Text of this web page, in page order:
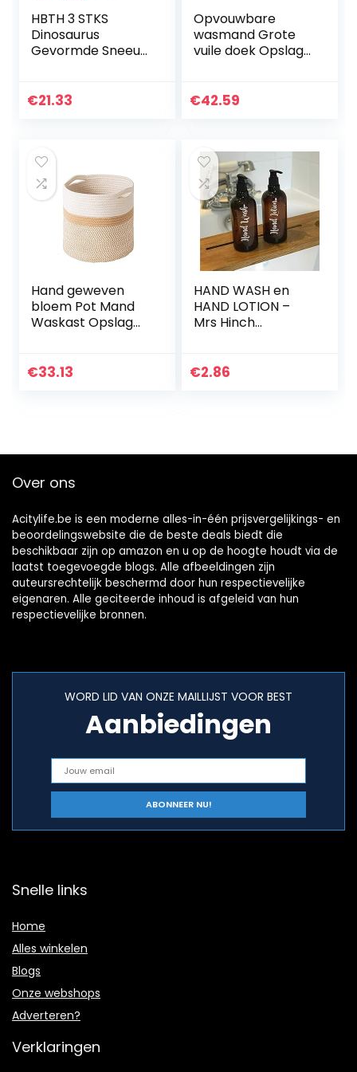
HBTH 3 STKS
Dinosaurus
Gevormde Sneeuw
Dinosaurus,Dinosa
€21.33
Opvouwbare
wasmand Grote
vuile doek Opslag
Wasserij Hemper
€42.59
Hand geweven
bloem Pot Mand
Waskast Opslag
Container Planter
€33.13
HAND WASH en
HAND LOTION –
Mrs Hinch
stickers etiketten
€2.86
Over ons
Acitylife.be is een moderne alles-in-één prijsvergelijkings- en
beoordelingswebsite die de beste deals biedt die
beschikbaar zijn op amazon en u op de hoogte houdt via de
laatst toegevoegde blogs. Alle afbeeldingen zijn
auteursrechtelijk beschermd door hun respectievelijke
eigenaren. Alle geciteerde inhoud is afgeleid van hun
respectievelijke bronnen.
WORD LID VAN ONZE MAILLIJST VOOR BEST
Aanbiedingen
Snelle links
Home
Alles winkelen
Blogs
Onze webshops
Adverteren?
Verklaringen